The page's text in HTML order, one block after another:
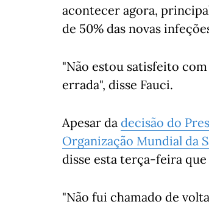
acontecer agora,
de 50% das novas
"Não estou satisfeito
errada", disse Fauci.
Apesar da decisão do
Organização Mundial da
disse esta terça-feira
"Não fui chamado de